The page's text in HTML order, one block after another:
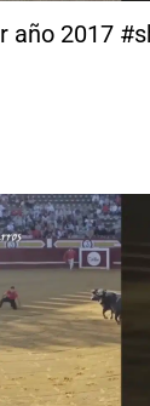
año 2017